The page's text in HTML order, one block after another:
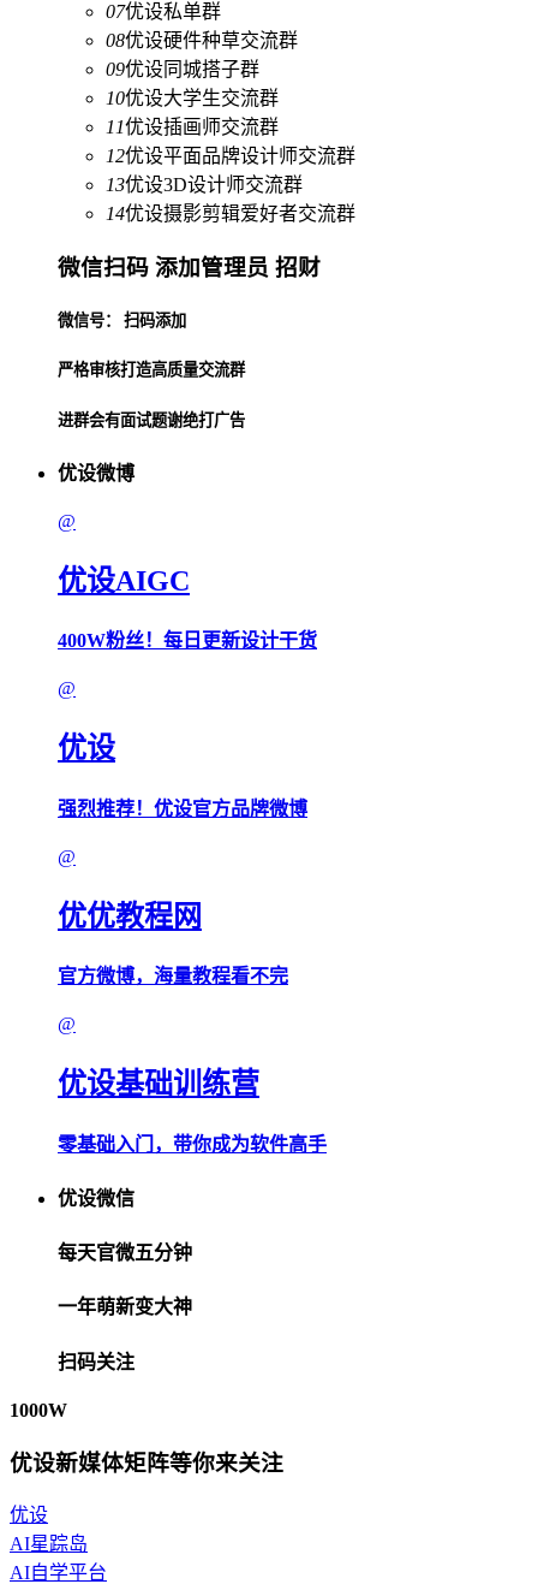
07优设私单群
08优设硬件种草交流群
09优设同城搭子群
10优设大学生交流群
11优设插画师交流群
12优设平面品牌设计师交流群
13优设3D设计师交流群
14优设摄影剪辑爱好者交流群
微信扫码 添加管理员 招财
微信号： 扫码添加
严格审核打造高质量交流群
进群会有面试题谢绝打广告
优设微博
@
优设AIGC
400W粉丝！每日更新设计干货
@
优设
强烈推荐！优设官方品牌微博
@
优优教程网
官方微博，海量教程看不完
@
优设基础训练营
零基础入门，带你成为软件高手
优设微信
每天官微五分钟
一年萌新变大神
扫码关注
1000W
优设新媒体矩阵等你来关注
优设
AI星踪岛
AI自学平台